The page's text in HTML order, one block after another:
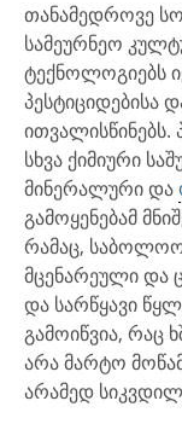
თანამედროვე
სამეურნეო
ტექნოლოგიებს
პესტიციდებისა
ითვალისწინებს.
სხვა ქიმიური
მინერალური და
გამოყენებამ
რამაც, საბოლოო
მცენარეული და
და სარწყავი
გამოიწვია, რაც
არა მარტო
არამედ